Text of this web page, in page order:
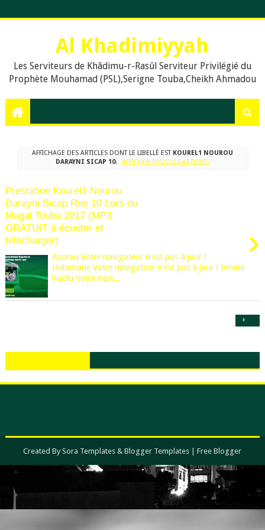
Al Khadimiyyah
Les Serviteurs de Khâdimu-r-Rasûl Serviteur Privilégié du
Prophète Mouhamad (PSL),Serigne Touba,Cheikh Ahmadou
le prophète Muḥammad (psl),,Dieu, La prière en islam,
Assalat, Salat, les cinq prières quotidiennes, Le Khalife
Muhammad, .Org, .Com., Sénégal, Usa, Dakar, Touba,
AFFICHAGE DES ARTICLES DONT LE LIBELLÉ EST KOUREL1 NOUROU
DARAYNI SICAP 10. AFFICHER TOUS LES ARTICLES
Prestation Kourel1 Nourou
Darayni Sicap Rue 10 Lors du
Magal Touba 2017 (MP3
GRATUIT à écouter et
télécharger)
›
Assirou Votre navigateur n'est pas à jour !
Halamane Votre navigateur n'est pas à jour ! Innani
huztu Votre navi...
›
Created BySora Templates &Blogger Templates |Free Blogger
Templates